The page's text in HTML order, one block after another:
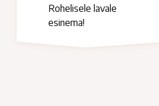
Rohelisele lavale
esinema!